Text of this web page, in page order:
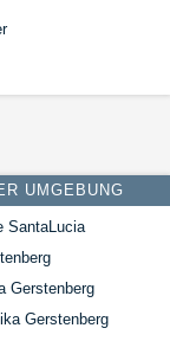
UMGEBUNG
SantaLucia
Gerstenberg
Gerstenberg